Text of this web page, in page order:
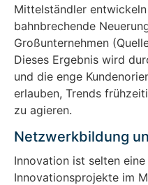
Mittelständler
bahnbrechende
Großunternehmen
Dieses Ergebnis wird
und die enge
erlauben, Trends
zu agieren.
Netzwerkbildung
Innovation ist selten
Innovationsprojekte im